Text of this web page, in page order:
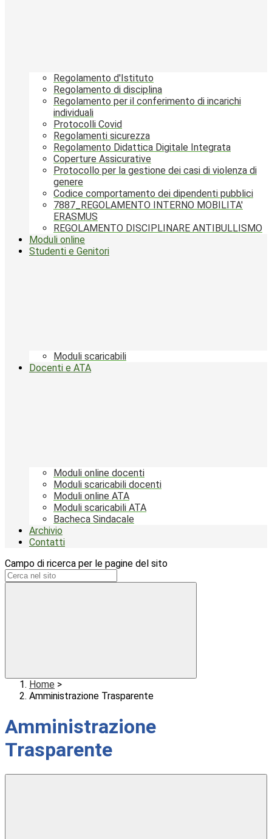
Regolamento d'Istituto
Regolamento di disciplina
Regolamento per il conferimento di incarichi
individuali
Protocolli Covid
Regolamenti sicurezza
Regolamento Didattica Digitale Integrata
Coperture Assicurative
Protocollo per la gestione dei casi di violenza di
genere
Codice comportamento dei dipendenti pubblici
7887_REGOLAMENTO INTERNO MOBILITA'
ERASMUS
REGOLAMENTO DISCIPLINARE ANTIBULLISMO
Moduli online
Studenti e Genitori
Moduli scaricabili
Docenti e ATA
Moduli online docenti
Moduli scaricabili docenti
Moduli online ATA
Moduli scaricabili ATA
Bacheca Sindacale
Archivio
Contatti
Campo di ricerca per le pagine del sito
Home >
Amministrazione Trasparente
Amministrazione
Trasparente